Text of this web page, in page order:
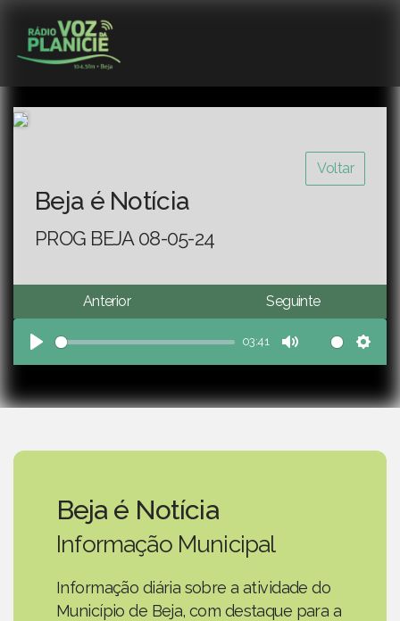
Voltar
Beja é Notícia
PROG BEJA 08-05-24
Anterior Seguinte
Play
03:41
Mute
Beja é Notícia
Informação Municipal
Informação diária sobre a atividade do
Município de Beja, com destaque para a